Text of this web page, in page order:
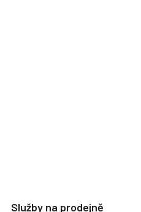
Služby na prodejně